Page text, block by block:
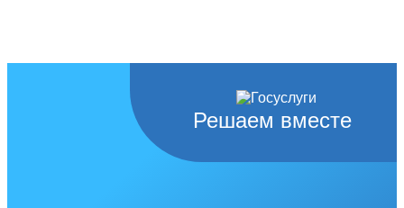
Решаем вместе